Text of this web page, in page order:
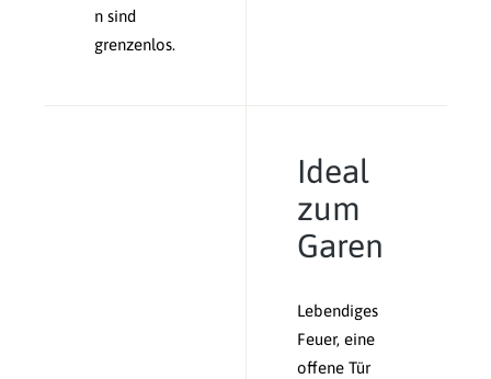
n sind
grenzenlos.
Ideal
zum
Garen
Lebendiges
Feuer, eine
offene Tür